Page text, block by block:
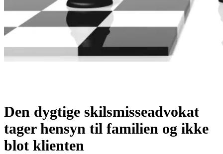
Den dygtige skilsmisseadvokat
tager hensyn til familien og ikke
blot klienten